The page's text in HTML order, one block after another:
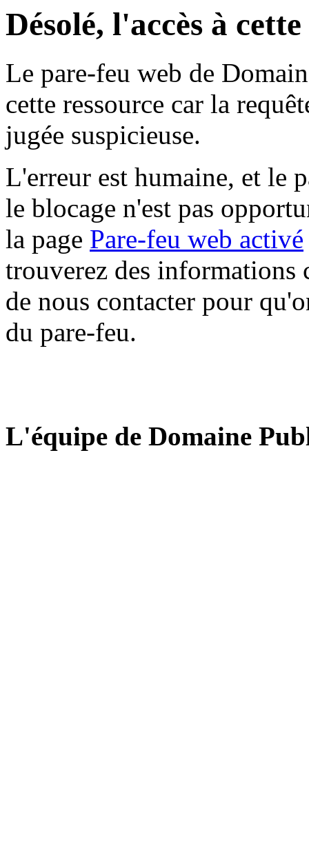
Désolé, l'accès à
Le pare-feu web de
cette ressource car la
jugée suspicieuse.
L'erreur est humaine, et le
le blocage n'est pas
la page Pare-feu web activé
trouverez des informations
de nous contacter pour
du pare-feu.
L'équipe de Domaine